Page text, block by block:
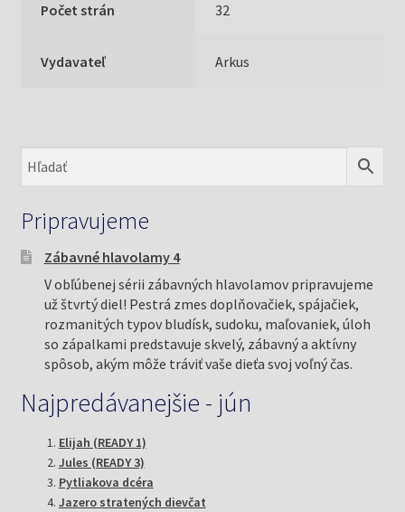
Počet strán 32
Vydavateľ Arkus
Pripravujeme
Zábavné hlavolamy 4
V obľúbenej sérii zábavných hlavolamov pripravujeme
už štvrtý diel! Pestrá zmes doplňovačiek, spájačiek,
rozmanitých typov bludísk, sudoku, maľovaniek, úloh
so zápalkami predstavuje skvelý, zábavný a aktívny
spôsob, akým môže tráviť vaše dieťa svoj voľný čas.
Najpredávanejšie - jún
Elijah (READY 1)
Jules (READY 3)
Pytliakova dcéra
Jazero stratených dievčat